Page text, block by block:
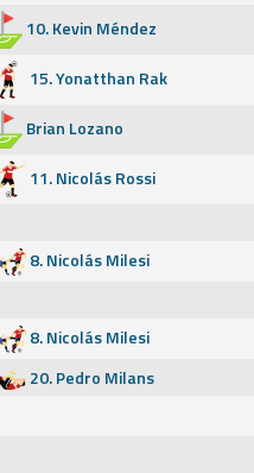
10. Kevin Méndez
15. Yonatthan Rak
Brian Lozano
11. Nicolás Rossi
8. Nicolás Milesi
8. Nicolás Milesi
20. Pedro Milans